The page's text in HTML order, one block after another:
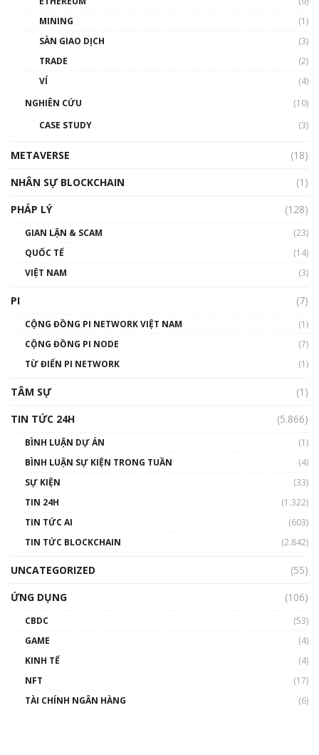
thống & Crypto qua các cuộc chiến | Phổ cập
01:32:59
gió ấm
Talkshow 14: MemeCoin – Trò đùa tỷ đô
01:29:26
MINING
(1)
SÀN GIAO DỊCH
(3)
TRADE
(2)
VÍ
(4)
NGHIÊN CỨU
(10)
CASE STUDY
(3)
METAVERSE
(18)
NHÂN SỰ BLOCKCHAIN
(1)
PHÁP LÝ
(128)
GIAN LẬN & SCAM
(23)
QUỐC TẾ
(14)
VIỆT NAM
(3)
PI (7)
CỘNG ĐỒNG PI NETWORK VIỆT NAM
(1)
CỘNG ĐỒNG PI NODE
(7)
TỪ ĐIỂN PI NETWORK
(1)
TÂM SỰ
(1)
TIN TỨC 24H
(5.866)
BÌNH LUẬN DỰ ÁN
(1)
BÌNH LUẬN SỰ KIỆN TRONG TUẦN
(4)
SỰ KIỆN
(33)
TIN 24H
(1.322)
TIN TỨC AI
(603)
TIN TỨC BLOCKCHAIN
(2.842)
UNCATEGORIZED
(55)
ỨNG DỤNG
(106)
CBDC
(53)
GAME
(4)
KINH TẾ
(4)
NFT
(17)
TÀI CHÍNH NGÂN HÀNG
(6)